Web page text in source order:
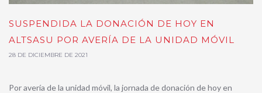
SUSPENDIDA LA DONACIÓN DE HOY EN
ALTSASU POR AVERÍA DE LA UNIDAD MÓVIL
28 DE DICIEMBRE DE 2021
Por avería de la unidad móvil, la jornada de donación de hoy en